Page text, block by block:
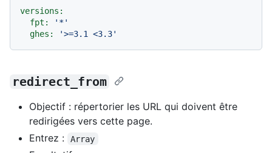
versions:
fpt:
'*'
ghes:
'>=3.1 <3.3'
redirect_from
Objectif : répertorier les URL qui doivent être
redirigées vers cette page.
Entrez :
Array